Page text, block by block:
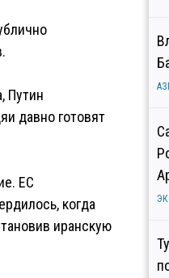
Путин
давно готовят
ЕС
когда
иранскую